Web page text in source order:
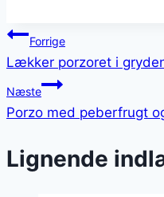
Forrige
Lækker porzoret i
Næste
Porzo med peberfrugt
Lignende